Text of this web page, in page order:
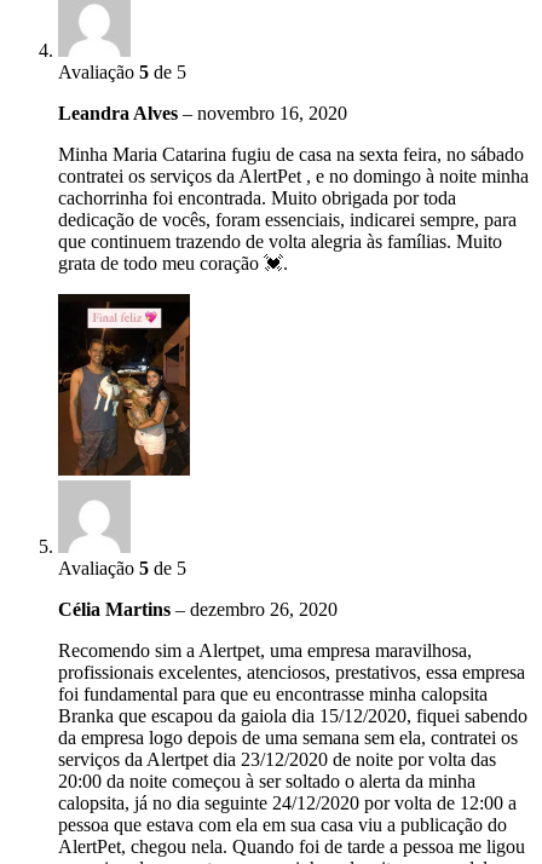
Avaliação 5 de 5
Leandra Alves – novembro 16, 2020
Minha Maria Catarina fugiu de casa na sexta feira, no sábado
contratei os serviços da AlertPet , e no domingo à noite minha
cachorrinha foi encontrada. Muito obrigada por toda
dedicação de vocês, foram essenciais, indicarei sempre, para
que continuem trazendo de volta alegria às famílias. Muito
grata de todo meu coração 💓.
Avaliação 5 de 5
Célia Martins – dezembro 26, 2020
Recomendo sim a Alertpet, uma empresa maravilhosa,
profissionais excelentes, atenciosos, prestativos, essa empresa
foi fundamental para que eu encontrasse minha calopsita
Branka que escapou da gaiola dia 15/12/2020, fiquei sabendo
da empresa logo depois de uma semana sem ela, contratei os
serviços da Alertpet dia 23/12/2020 de noite por volta das
20:00 da noite começou à ser soltado o alerta da minha
calopsita, já no dia seguinte 24/12/2020 por volta de 12:00 a
pessoa que estava com ela em sua casa viu a publicação do
AlertPet, chegou nela. Quando foi de tarde a pessoa me ligou